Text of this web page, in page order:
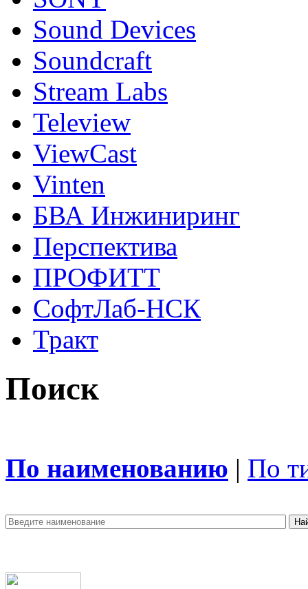
Sound Devices
Soundcraft
Stream Labs
Teleview
ViewCast
Vinten
БВА Инжиниринг
Перспектива
ПРОФИТТ
СофтЛаб-НСК
Тракт
Поиск
По наименованию | По